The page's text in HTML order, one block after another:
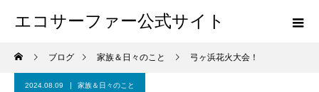
エコサーファー公式サイト
ブログ 家族＆日々のこと 弓ヶ浜花火大会！
2024.08.09 家族＆日々のこと